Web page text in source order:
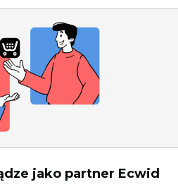
jako partner Ecwid